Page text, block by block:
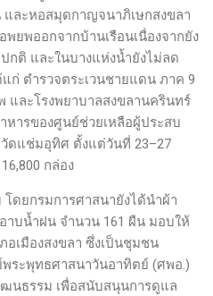
ละหอสมุดกาญจนาภิเษกสงขลา
ยพออกจากบ้านเรือนเนื่องจากยัง
กติ และในบางแห่งน้ำยังไม่ลด
ก่ ตำรวจตระเวนชายแดน ภาค 9
ละโรงพยาบาลสงขลานครินทร์
หารของศูนย์ช่วยเหลือผู้ประสบ
ดแช่มอุทิศ ตั้งแต่วันที่ 23–27
กล่อง
ดยกรมการศาสนายังได้นำผ้า
าบน้ำฝน จำนวน 161 ผืน มอบให้
อเมืองสงขลา ซึ่งเป็นชุมชน
ระพุทธศาสนาวันอาทิตย์ (ศพอ.)
นธรรม เพื่อสนับสนุนการดูแล